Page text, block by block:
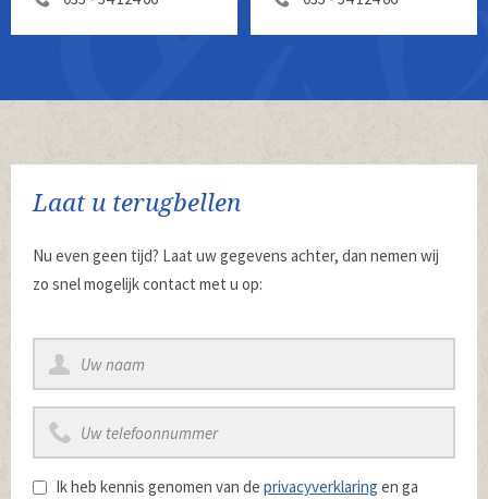
Laat u terugbellen
Nu even geen tijd? Laat uw gegevens achter, dan nemen wij
zo snel mogelijk contact met u op:
Ik heb kennis genomen van de privacyverklaring en ga